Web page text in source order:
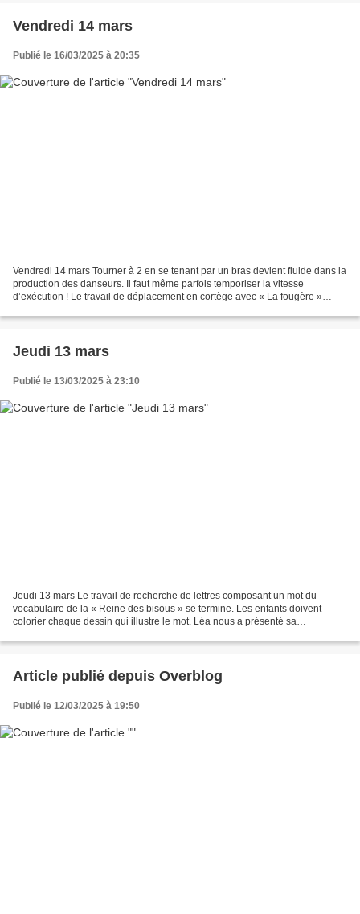
Vendredi 14 mars
Publié le 16/03/2025 à 20:35
Vendredi 14 mars Tourner à 2 en se tenant par un bras devient fluide dans la
production des danseurs. Il faut même parfois temporiser la vitesse
d’exécution ! Le travail de déplacement en cortège avec « La fougère »
Jeudi 13 mars
Publié le 13/03/2025 à 23:10
Jeudi 13 mars Le travail de recherche de lettres composant un mot du
vocabulaire de la « Reine des bisous » se termine. Les enfants doivent
colorier chaque dessin qui illustre le mot. Léa nous a présenté sa
Article publié depuis Overblog
Publié le 12/03/2025 à 19:50